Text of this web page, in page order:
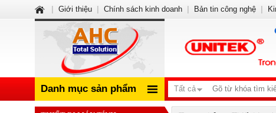
Danh mục sản phẩm Tất cả
Giới thiệu Chính sách kinh doanh Bản tin công nghệ